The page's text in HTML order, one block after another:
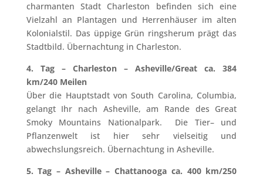
charmanten Stadt Charleston befinden sich eine
Vielzahl an Plantagen und Herrenhäuser im alten
Kolonialstil. Das üppige Grün ringsherum prägt das
Stadtbild. Übernachtung in Charleston.
4. Tag – Charleston – Asheville/Great ca. 384
km/240 Meilen
Über die Hauptstadt von South Carolina, Columbia,
gelangt Ihr nach Asheville, am Rande des Great
Smoky Mountains Nationalpark. Die Tier– und
Pflanzenwelt ist hier sehr vielseitig und
abwechslungsreich. Übernachtung in Asheville.
5. Tag – Asheville – Chattanooga ca. 400 km/250